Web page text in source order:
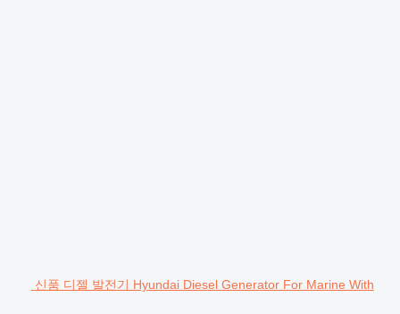
신품 디젤 발전기 Hyundai Diesel Generator For Marine With